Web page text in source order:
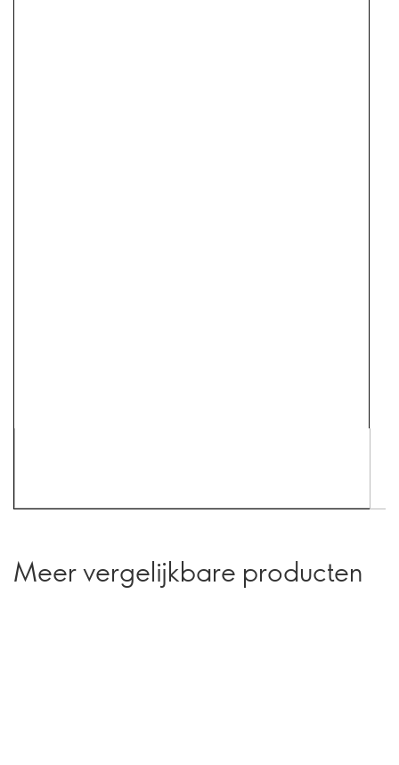
Meer vergelijkbare producten